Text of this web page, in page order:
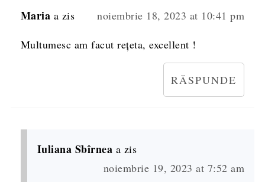
Maria a zis noiembrie 18, 2023 at 10:41 pm
Multumesc am facut rețeta, excellent !
RĂSPUNDE
Iuliana Sbîrnea a zis
noiembrie 19, 2023 at 7:52 am